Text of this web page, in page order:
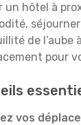
un hôtel à
de l’aube
pour
vos